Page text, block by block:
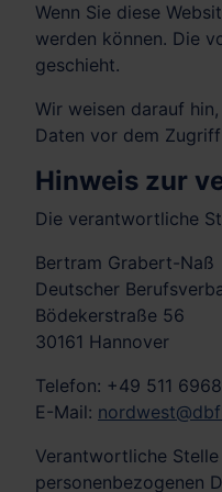
Wenn Sie diese
werden können. Die
geschieht.
Wir weisen darauf
Daten vor dem
Hinweis zur
Die verantwortliche
Bertram Grabert-Naß
Deutscher
Bödekerstraße 56
30161 Hannover
Telefon: +49 511
E-Mail:
Verantwortliche
personenbezogenen